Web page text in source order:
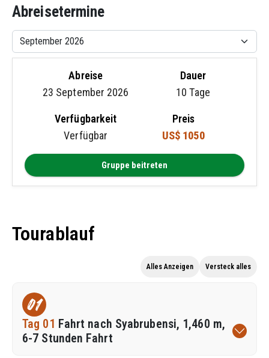
Abreisetermine
Abreise
23 September 2026
Dauer
10 Tage
Verfügbarkeit
Verfügbar
Preis
US$ 1050
Gruppe beitreten
Tourablauf
Alles Anzeigen Versteck alles
01
Tag 01 Fahrt nach Syabrubensi, 1,460 m,
6-7 Stunden Fahrt